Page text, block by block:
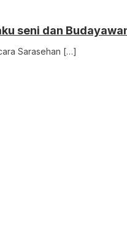
seni dan
Sarasehan […]